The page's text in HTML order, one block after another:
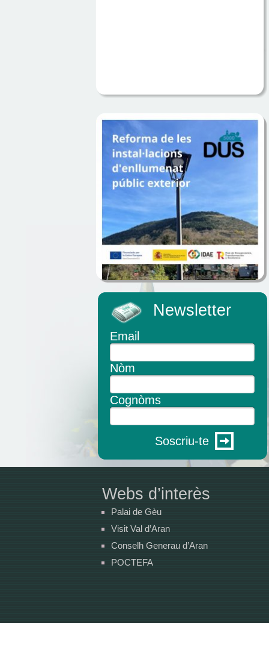
Newsletter
Email
Nòm
Cognòms
Soscriu-te
Webs d’interès
Palai de Gèu
Visit Val d’Aran
Conselh Generau d’Aran
POCTEFA